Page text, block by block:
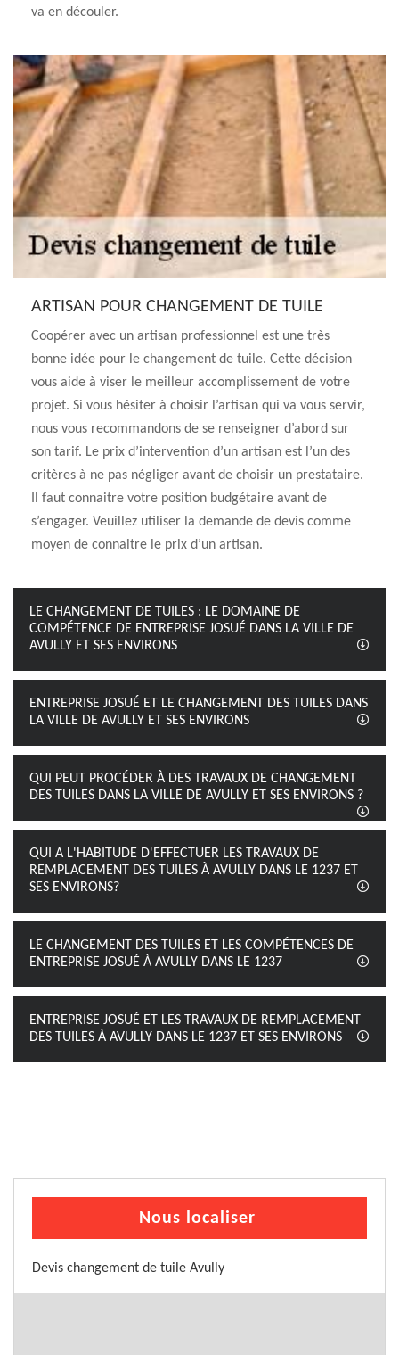
va en découler.
ARTISAN POUR CHANGEMENT DE TUILE
Coopérer avec un artisan professionnel est une très
bonne idée pour le changement de tuile. Cette décision
vous aide à viser le meilleur accomplissement de votre
projet. Si vous hésiter à choisir l’artisan qui va vous servir,
nous vous recommandons de se renseigner d’abord sur
son tarif. Le prix d’intervention d’un artisan est l’un des
critères à ne pas négliger avant de choisir un prestataire.
Il faut connaitre votre position budgétaire avant de
s’engager. Veuillez utiliser la demande de devis comme
moyen de connaitre le prix d’un artisan.
LE CHANGEMENT DE TUILES : LE DOMAINE DE
COMPÉTENCE DE ENTREPRISE JOSUÉ DANS LA VILLE DE
AVULLY ET SES ENVIRONS
ENTREPRISE JOSUÉ ET LE CHANGEMENT DES TUILES DANS
LA VILLE DE AVULLY ET SES ENVIRONS
QUI PEUT PROCÉDER À DES TRAVAUX DE CHANGEMENT
DES TUILES DANS LA VILLE DE AVULLY ET SES ENVIRONS ?
QUI A L'HABITUDE D'EFFECTUER LES TRAVAUX DE
REMPLACEMENT DES TUILES À AVULLY DANS LE 1237 ET
SES ENVIRONS?
LE CHANGEMENT DES TUILES ET LES COMPÉTENCES DE
ENTREPRISE JOSUÉ À AVULLY DANS LE 1237
ENTREPRISE JOSUÉ ET LES TRAVAUX DE REMPLACEMENT
DES TUILES À AVULLY DANS LE 1237 ET SES ENVIRONS
Nous localiser
Devis changement de tuile Avully